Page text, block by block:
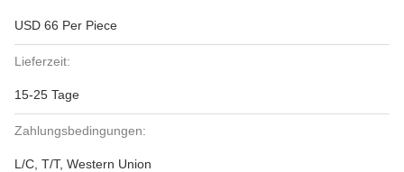
USD 66 Per Piece
Lieferzeit:
15-25 Tage
Zahlungsbedingungen:
L/C, T/T, Western Union